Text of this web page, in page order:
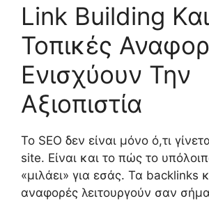
Link Building Και
Τοπικές
Ενισχύουν Την
Αξιοπιστία
Το SEO δεν είναι μόνο ό,τι
site. Είναι και το πώς το
«μιλάει» για εσάς. Τα backlinks
αναφορές λειτουργούν σαν